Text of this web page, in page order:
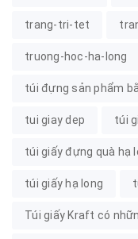
trang-tri-tet
truong-hoc-ha-long
túi đựng sản phẩm
tui giay dep túi
túi giấy đựng quà hạ
túi giấy hạ long
Túi giấy Kraft có